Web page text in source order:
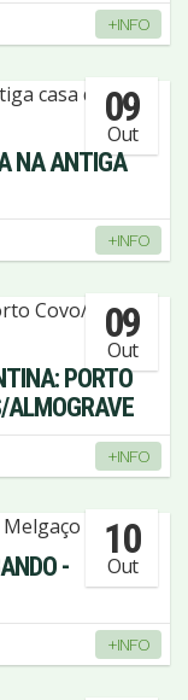
+INFO
09
Out
NA ANTIGA
+INFO
09
Out
PORTO
ALMOGRAVE
+INFO
10
Out
-
+INFO